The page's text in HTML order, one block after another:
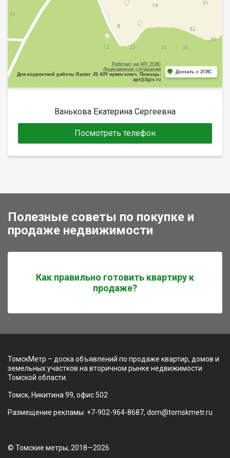
Работает на API 2ГИС
Лицензионное соглашение
Для корректной работы Raster JS API нужен ключ. Помощь:
api@2gis.ru
Доехать с 2ГИС
Ванькова Екатерина Сергеевна
Посмотреть телефон
Полезные советы по покупке и
продаже недвижимости
Как правильно готовить квартиру к
продаже?
ТомскМетр – доска объявлений по продаже квартир, домов и
земельных участков на вторичном рынке недвижимости
Томской области.
Томск, Никитина 99, офис 502
Размещение рекламы: +7-902-964-8687, dom@tomskmetr.ru
© Томские метры, 2018—2026